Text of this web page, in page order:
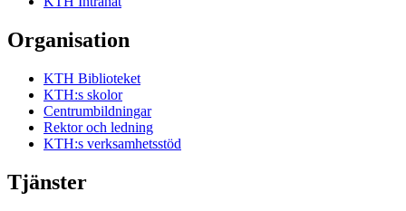
Organisation
KTH Biblioteket
KTH:s skolor
Centrumbildningar
Rektor och ledning
KTH:s verksamhetsstöd
Tjänster